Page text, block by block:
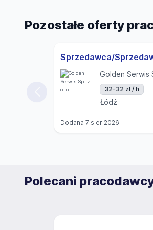
Pozostałe oferty
Golden Serwis
32-32 zł / h
Łódź
Dodana 7 sier 2026
Polecani